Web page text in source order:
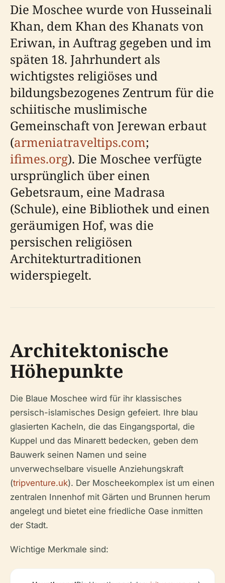
Die Moschee wurde von Husseinali
Khan, dem Khan des Khanats von
Eriwan, in Auftrag gegeben und im
späten 18. Jahrhundert als
wichtigstes religiöses und
bildungsbezogenes Zentrum für die
schiitische muslimische
Gemeinschaft von Jerewan erbaut
(armeniatraveltips.com;
ifimes.org). Die Moschee verfügte
ursprünglich über einen
Gebetsraum, eine Madrasa
(Schule), eine Bibliothek und einen
geräumigen Hof, was die
persischen religiösen
Architekturtraditionen
widerspiegelt.
Architektonische
Höhepunkte
Die Blaue Moschee wird für ihr klassisches
persisch-islamisches Design gefeiert. Ihre blau
glasierten Kacheln, die das Eingangsportal, die
Kuppel und das Minarett bedecken, geben dem
Bauwerk seinen Namen und seine
unverwechselbare visuelle Anziehungskraft
(tripventure.uk). Der Moscheekomplex ist um einen
zentralen Innenhof mit Gärten und Brunnen herum
angelegt und bietet eine friedliche Oase inmitten
der Stadt.
Wichtige Merkmale sind: